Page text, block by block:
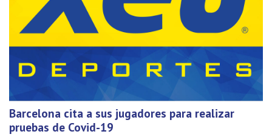
Barcelona cita a sus jugadores para realizar
pruebas de Covid-19